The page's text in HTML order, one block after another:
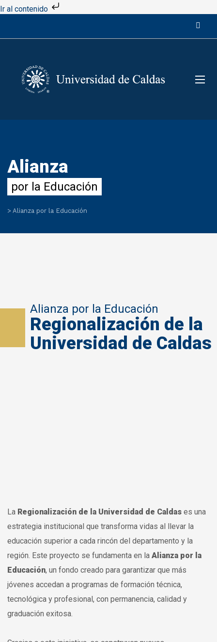
Ir al contenido
> Alianza por la Educación
Alianza
por la Educación
Alianza por la Educación
Regionalización de la
Universidad de Caldas
La Regionalización de la Universidad de Caldas es una
estrategia institucional que transforma vidas al llevar la
educación superior a cada rincón del departamento y la
región. Este proyecto se fundamenta en la Alianza por la
Educación, un fondo creado para garantizar que más
jóvenes accedan a programas de formación técnica,
tecnológica y profesional, con permanencia, calidad y
graduación exitosa.